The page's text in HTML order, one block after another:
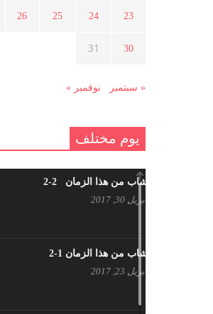
في الثورة السورية ؟
23
24
25
26
30
31
« سبتمبر نوفمبر »
يوم مختلف
شاب من هذا الزمان 2-2
أبريل 30, 2017
شاب من هذا الزمان 1-2
أبريل 23, 2017